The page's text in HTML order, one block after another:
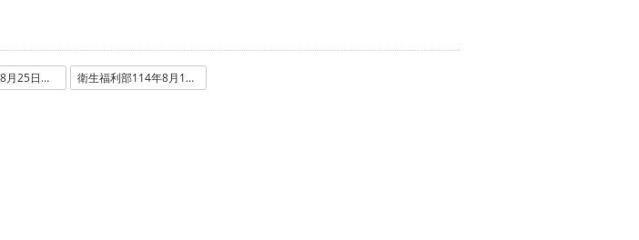
教育部114年8月25日臺教高通字第1140088221號函.pdf 衛生福利部114年8月19日衛部醫字第1141666600號函.PDF